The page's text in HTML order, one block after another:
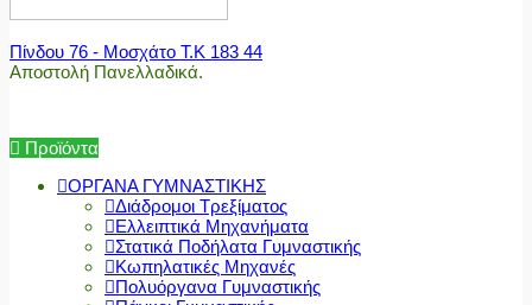
Πίνδου 76 - Μοσχάτο Τ.Κ 183 44
Αποστολή Πανελλαδικά.
Προϊόντα
ΟΡΓΑΝΑ ΓΥΜΝΑΣΤΙΚΗΣ
Διάδρομοι Τρεξίματος
Ελλειπτικά Μηχανήματα
Στατικά Ποδήλατα Γυμναστικής
Κωπηλατικές Μηχανές
Πολυόργανα Γυμναστικής